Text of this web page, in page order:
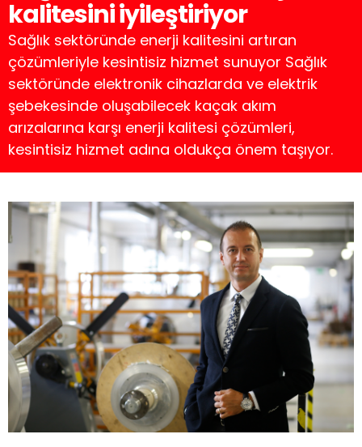
kalitesini iyileştiriyor
Sağlık sektöründe enerji kalitesini artıran
çözümleriyle kesintisiz hizmet sunuyor Sağlık
sektöründe elektronik cihazlarda ve elektrik
şebekesinde oluşabilecek kaçak akım
arızalarına karşı enerji kalitesi çözümleri,
kesintisiz hizmet adına oldukça önem taşıyor.